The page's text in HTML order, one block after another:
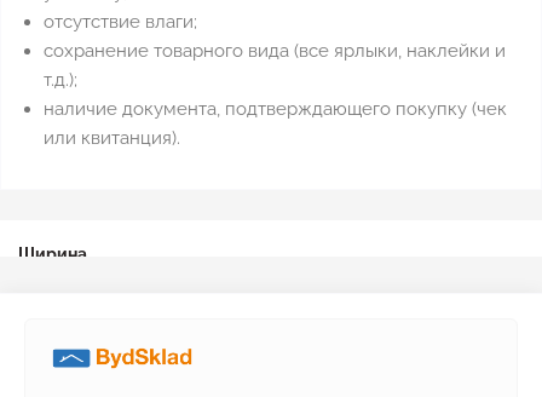
отсутствие влаги;
сохранение товарного вида (все ярлыки, наклейки и
т.д.);
наличие документа, подтверждающего покупку (чек
или квитанция).
Ширина